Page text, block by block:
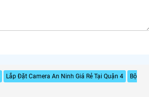
Lắp Đặt Camera An Ninh Giá Rẻ Tại Quận 4
Bộ